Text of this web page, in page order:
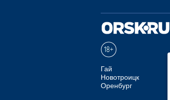
Гай
Новотроицк
Оренбург